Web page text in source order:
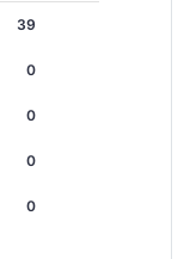
39
0
0
0
0